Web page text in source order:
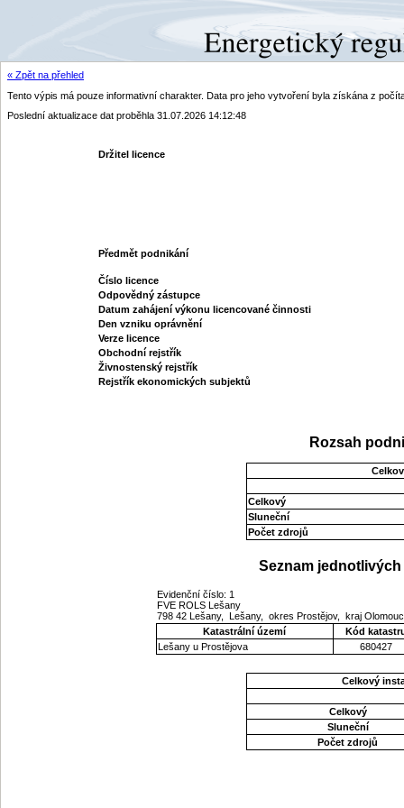
« Zpět na přehled
Tento výpis má pouze informativní charakter. Data pro jeho vytvoření byla získána z
Poslední aktualizace dat proběhla 31.07.2026 14:12:48
Držitel licence
Předmět podnikání
Číslo licence
Odpovědný zástupce
Datum zahájení výkonu licencované činnosti
Den vzniku oprávnění
Verze licence
Obchodní rejstřík
Živnostenský rejstřík
Rejstřík ekonomických subjektů
Rozsah
Celkový
Sluneční
Počet zdrojů
Seznam
Evidenční číslo: 1
FVE ROLS Lešany
798 42 Lešany, Lešany, okres Prostějov, kraj
Katastrální území
Kód
Lešany u Prostějova
680427
Celkový
Celkový
Sluneční
Počet zdrojů